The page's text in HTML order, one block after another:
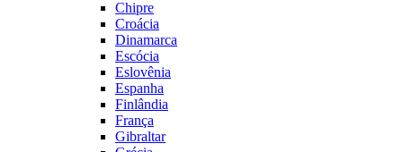
Chipre
Croácia
Dinamarca
Escócia
Eslovênia
Espanha
Finlândia
França
Gibraltar